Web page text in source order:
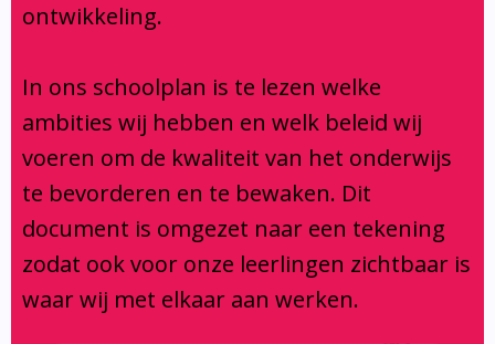
ontwikkeling.
In ons schoolplan is te lezen welke
ambities wij hebben en welk beleid wij
voeren om de kwaliteit van het onderwijs
te bevorderen en te bewaken. Dit
document is omgezet naar een tekening
zodat ook voor onze leerlingen zichtbaar is
waar wij met elkaar aan werken.